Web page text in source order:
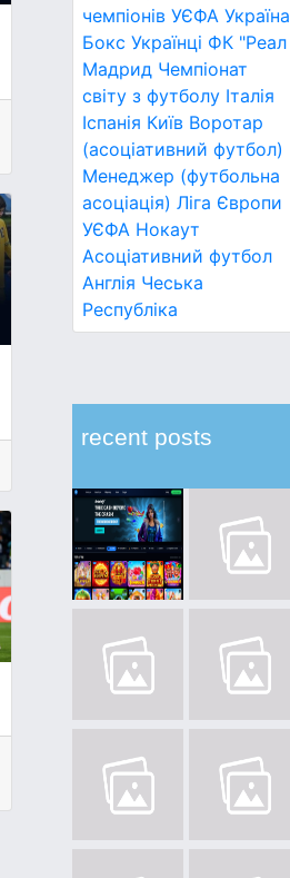
чемпіонів УЄФА Україна
Бокс Українці ФК "Реал
Мадрид Чемпіонат
світу з футболу Італія
Іспанія Київ Воротар
(асоціативний футбол)
Менеджер (футбольна
асоціація) Ліга Європи
УЄФА Нокаут
Асоціативний футбол
Англія Чеська
Республіка
recent posts